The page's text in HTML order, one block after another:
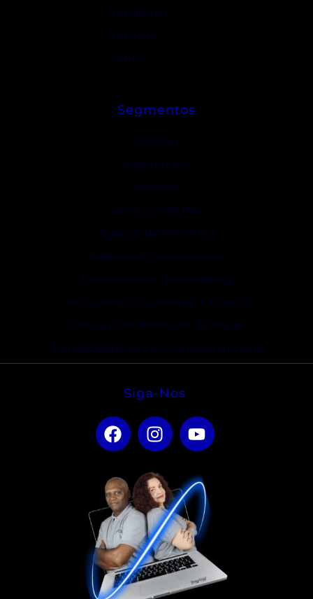
Conteúdo
Contato
Sobre
Segmentos
Youtubers
Infoprodutor
Afiliados
Serviços ONLINE
Agência de Marketing
Agência de Lançamentos
Ecommerce e Dropshipping
Profissionais Autonômos e Liberais
Clínicas e Profissionais de Saúde
Contabilidade Serviços Digitais em geral
Siga-Nos